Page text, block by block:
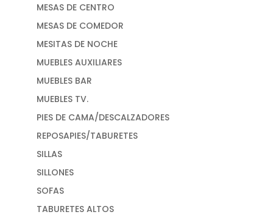
MESAS DE CENTRO
MESAS DE COMEDOR
MESITAS DE NOCHE
MUEBLES AUXILIARES
MUEBLES BAR
MUEBLES TV.
PIES DE CAMA/DESCALZADORES
REPOSAPIES/TABURETES
SILLAS
SILLONES
SOFAS
TABURETES ALTOS